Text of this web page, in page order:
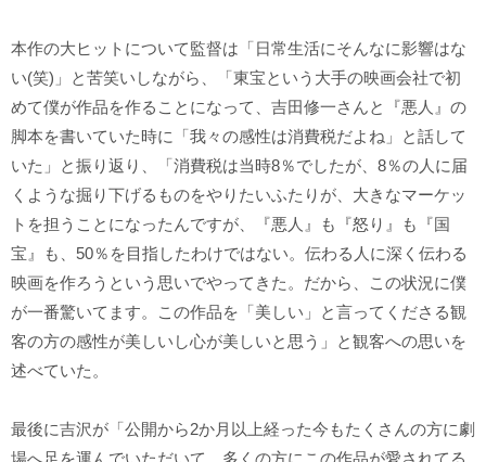
本作の大ヒットについて監督は「日常生活にそんなに影響はな
い(笑)」と苦笑いしながら、「東宝という大手の映画会社で初
めて僕が作品を作ることになって、吉田修一さんと『悪人』の
脚本を書いていた時に「我々の感性は消費税だよね」と話して
いた」と振り返り、「消費税は当時8％でしたが、8％の人に届
くような掘り下げるものをやりたいふたりが、大きなマーケッ
トを担うことになったんですが、『悪人』も『怒り』も『国
宝』も、50％を目指したわけではない。伝わる人に深く伝わる
映画を作ろうという思いでやってきた。だから、この状況に僕
が一番驚いてます。この作品を「美しい」と言ってくださる観
客の方の感性が美しいし心が美しいと思う」と観客への思いを
述べていた。
最後に吉沢が「公開から2か月以上経った今もたくさんの方に劇
場へ足を運んでいただいて、多くの方にこの作品が愛されてる